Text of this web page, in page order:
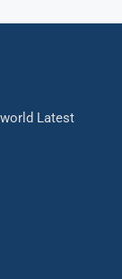
Latest